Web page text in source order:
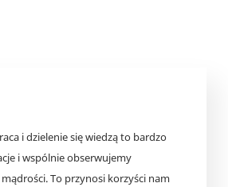
i dzielenie się wiedzą to bardzo
i wspólnie obserwujemy
To przynosi korzyści nam